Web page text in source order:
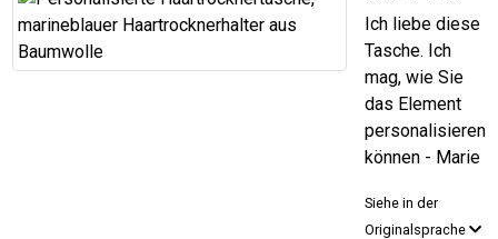
Ich liebe diese
Tasche. Ich
mag, wie Sie
das Element
personalisieren
können - Marie
Siehe in der
Originalsprache